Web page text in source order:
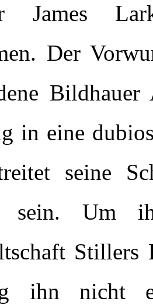
James
Der
in eine
seine
sein. Um
ihn nicht